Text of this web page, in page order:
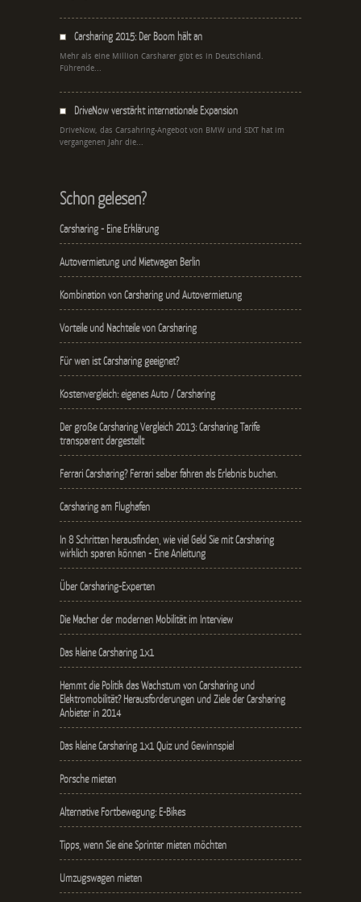
Carsharing 2015: Der Boom hält an
Mehr als eine Million Carsharer gibt es in Deutschland.
Führende...
DriveNow verstärkt internationale Expansion
DriveNow, das Carsahring-Angebot von BMW und SIXT hat im
vergangenen Jahr die...
Schon gelesen?
Carsharing - Eine Erklärung
Autovermietung und Mietwagen Berlin
Kombination von Carsharing und Autovermietung
Vorteile und Nachteile von Carsharing
Für wen ist Carsharing geeignet?
Kostenvergleich: eigenes Auto / Carsharing
Der große Carsharing Vergleich 2013: Carsharing Tarife
transparent dargestellt
Ferrari Carsharing? Ferrari selber fahren als Erlebnis buchen.
Carsharing am Flughafen
In 8 Schritten herausfinden, wie viel Geld Sie mit Carsharing
wirklich sparen können - Eine Anleitung
Über Carsharing-Experten
Die Macher der modernen Mobilität im Interview
Das kleine Carsharing 1x1
Hemmt die Politik das Wachstum von Carsharing und
Elektromobilität? Herausforderungen und Ziele der Carsharing
Anbieter in 2014
Das kleine Carsharing 1x1 Quiz und Gewinnspiel
Porsche mieten
Alternative Fortbewegung: E-Bikes
Tipps, wenn Sie eine Sprinter mieten möchten
Umzugswagen mieten